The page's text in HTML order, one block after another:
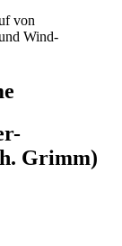
von
Wind-
Grimm)